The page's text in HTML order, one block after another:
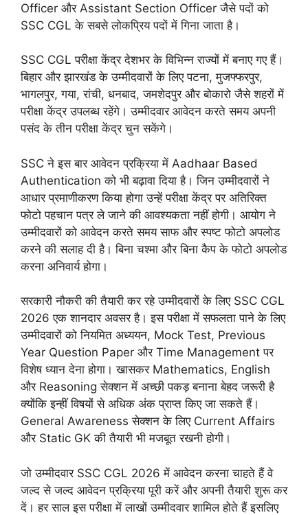
Officer और Assistant Section Officer जैसे पदों को
SSC CGL के सबसे लोकप्रिय पदों में गिना जाता है।
SSC CGL परीक्षा केंद्र देशभर के विभिन्न राज्यों में बनाए गए हैं।
बिहार और झारखंड के उम्मीदवारों के लिए पटना, मुजफ्फरपुर,
भागलपुर, गया, रांची, धनबाद, जमशेदपुर और बोकारो जैसे शहरों में
परीक्षा केंद्र उपलब्ध रहेंगे। उम्मीदवार आवेदन करते समय अपनी
पसंद के तीन परीक्षा केंद्र चुन सकेंगे।
SSC ने इस बार आवेदन प्रक्रिया में Aadhaar Based
Authentication को भी बढ़ावा दिया है। जिन उम्मीदवारों ने
आधार प्रमाणीकरण किया होगा उन्हें परीक्षा केंद्र पर अतिरिक्त
फोटो पहचान पत्र ले जाने की आवश्यकता नहीं होगी। आयोग ने
उम्मीदवारों को आवेदन करते समय साफ और स्पष्ट फोटो अपलोड
करने की सलाह दी है। बिना चश्मा और बिना कैप के फोटो अपलोड
करना अनिवार्य होगा।
सरकारी नौकरी की तैयारी कर रहे उम्मीदवारों के लिए SSC CGL
2026 एक शानदार अवसर है। इस परीक्षा में सफलता पाने के लिए
उम्मीदवारों को नियमित अध्ययन, Mock Test, Previous
Year Question Paper और Time Management पर
विशेष ध्यान देना होगा। खासकर Mathematics, English
और Reasoning सेक्शन में अच्छी पकड़ बनाना बेहद जरूरी है
क्योंकि इन्हीं विषयों से अधिक अंक प्राप्त किए जा सकते हैं।
General Awareness सेक्शन के लिए Current Affairs
और Static GK की तैयारी भी मजबूत रखनी होगी।
जो उम्मीदवार SSC CGL 2026 में आवेदन करना चाहते हैं वे
जल्द से जल्द आवेदन प्रक्रिया पूरी करें और अपनी तैयारी शुरू कर
दें। हर साल इस परीक्षा में लाखों उम्मीदवार शामिल होते हैं इसलिए